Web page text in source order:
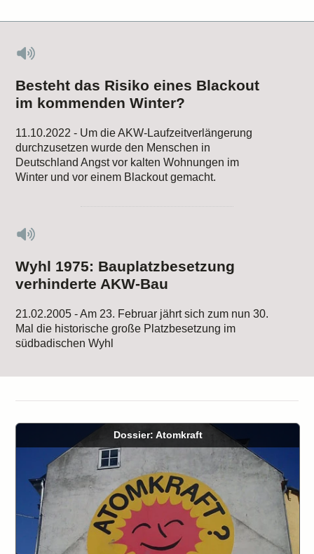
Besteht das Risiko eines Blackout
im kommenden Winter?
11.10.2022 - Um die AKW-Laufzeitverlängerung
durchzusetzen wurde den Menschen in
Deutschland Angst vor kalten Wohnungen im
Winter und vor einem Blackout gemacht.
Wyhl 1975: Bauplatzbesetzung
verhinderte AKW-Bau
21.02.2005 - Am 23. Februar jährt sich zum nun 30.
Mal die historische große Platzbesetzung im
südbadischen Wyhl
Dossier: Atomkraft